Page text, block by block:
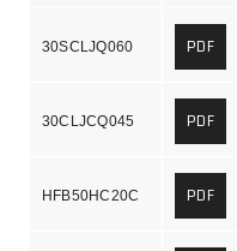
30SCLJQ060 PDF
30CLJCQ045 PDF
HFB50HC20C PDF